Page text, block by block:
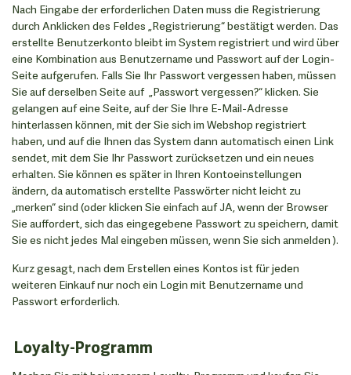
Nach Eingabe der erforderlichen Daten muss die Registrierung
durch Anklicken des Feldes „Registrierung“ bestätigt werden. Das
erstellte Benutzerkonto bleibt im System registriert und wird über
eine Kombination aus Benutzername und Passwort auf der Login-
Seite aufgerufen. Falls Sie Ihr Passwort vergessen haben, müssen
Sie auf derselben Seite auf „Passwort vergessen?“ klicken. Sie
gelangen auf eine Seite, auf der Sie Ihre E-Mail-Adresse
hinterlassen können, mit der Sie sich im Webshop registriert
haben, und auf die Ihnen das System dann automatisch einen Link
sendet, mit dem Sie Ihr Passwort zurücksetzen und ein neues
erhalten. Sie können es später in Ihren Kontoeinstellungen
ändern, da automatisch erstellte Passwörter nicht leicht zu
„merken“ sind (oder klicken Sie einfach auf JA, wenn der Browser
Sie auffordert, sich das eingegebene Passwort zu speichern, damit
Sie es nicht jedes Mal eingeben müssen, wenn Sie sich anmelden ).
Kurz gesagt, nach dem Erstellen eines Kontos ist für jeden
weiteren Einkauf nur noch ein Login mit Benutzername und
Passwort erforderlich.
Loyalty-Programm